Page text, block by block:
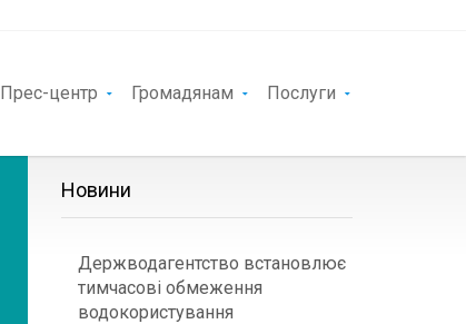
Прес-центр Громадянам Послуги
Новини
Держводагентство встановлює
тимчасові обмеження
водокористування